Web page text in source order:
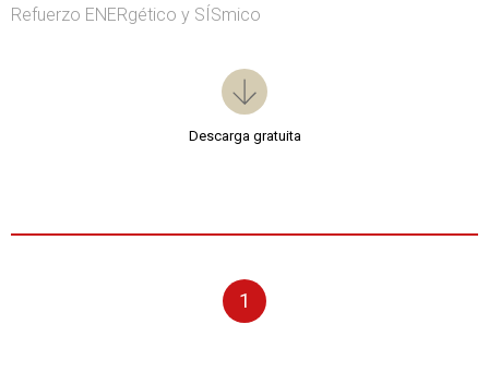
Refuerzo ENERgético y SÍSmico
Descarga gratuita
1